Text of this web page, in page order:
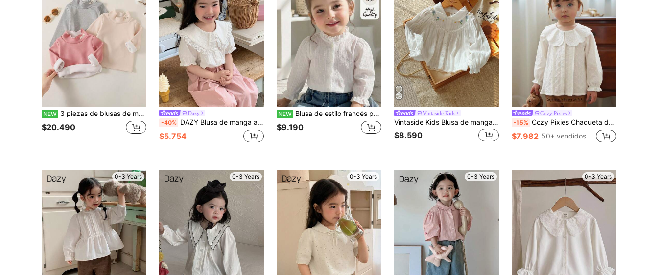
NEW 3 piezas de blusas de manga larga de punto suave con cuello alto para bebé niña de 0-3 años, amigables con la piel
$20.490
Dazy
-40% DAZY Blusa de manga abullonada de unicolor con volantes, estilo coreano informal para niñas pequeñas
$5.754
NEW Blusa de estilo francés para niñas con rayas verticales suaves, jacquard, pompones, textura, cuello con volantes, mangas largas abullonadas y abotonadura sencilla, adecuada para salidas, fiestas de cumpleaños, uso diario, primavera y otoño
$9.190
Vintaside Kids
Vintaside Kids Blusa de manga larga con bordado floral lindo y casual para niñas, adecuada para primavera, verano y otoño
$8.590
Cozy Pixies
-15% Cozy Pixies Chaqueta de niña bebé con cuello de volantes de unicolor
$7.982 50+ vendidos
0-3 Years 0-3 Years 0-3 Years 0-3 Years 0-3 Years